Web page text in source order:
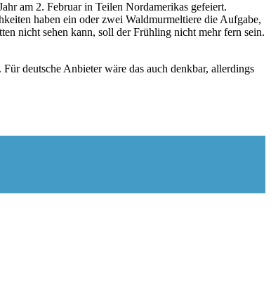
am 2. Februar in Teilen Nordamerikas gefeiert.
haben ein oder zwei Waldmurmeltiere die Aufgabe,
nicht sehen kann, soll der Frühling nicht mehr fern sein.
deutsche Anbieter wäre das auch denkbar, allerdings